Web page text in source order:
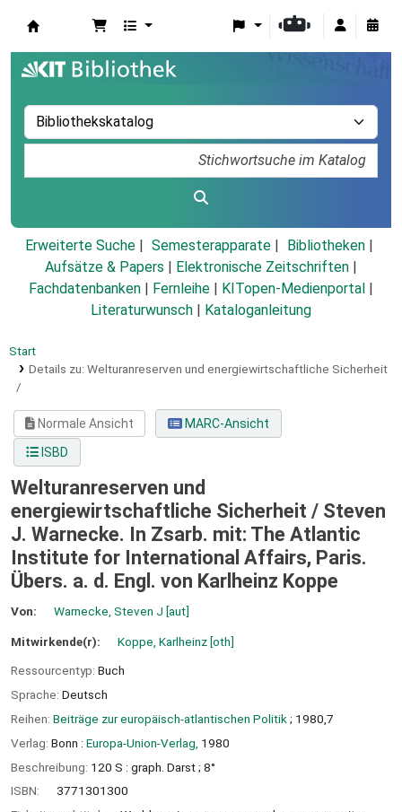
Erweiterte Suche Semesterapparate
Bibliotheken
Aufsätze & Papers
Elektronische Zeitschriften
Fachdatenbanken
Fernleihe KITopen-Medienportal
Literaturwunsch
Kataloganleitung
Start
Details zu: Welturanreserven und energiewirtschaftliche Sicherheit
/
Normale Ansicht
MARC-Ansicht
ISBD
Welturanreserven und
energiewirtschaftliche Sicherheit / Steven
J. Warnecke. In Zsarb. mit: The Atlantic
Institute for International Affairs, Paris.
Übers. a. d. Engl. von Karlheinz Koppe
Von: Warnecke, Steven J [aut]
Mitwirkende(r): Koppe, Karlheinz[oth]
Ressourcentyp: Buch
Sprache: Deutsch
Reihen: Beiträge zur europäisch-atlantischen Politik ; 1980,7
Verlag: Bonn : Europa-Union-Verlag, 1980
Beschreibung: 120 S : graph. Darst ; 8°
ISBN:
3771301300